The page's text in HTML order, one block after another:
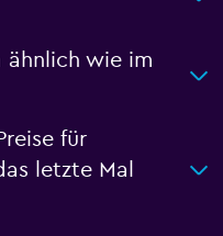
ähnlich wie im
für
letzte Mal